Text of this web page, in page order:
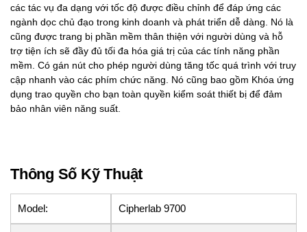
các tác vụ đa dạng với tốc độ được điều chỉnh để đáp ứng các
ngành dọc chủ đạo trong kinh doanh và phát triển dễ dàng. Nó là
cũng được trang bị phần mềm thân thiện với người dùng và hỗ
trợ tiện ích sẽ đầy đủ tối đa hóa giá trị của các tính năng phần
mềm. Có gán nút cho phép người dùng tăng tốc quá trình với truy
cập nhanh vào các phím chức năng. Nó cũng bao gồm Khóa ứng
dụng trao quyền cho bạn toàn quyền kiểm soát thiết bị để đảm
bảo nhân viên năng suất.
Thông Số Kỹ Thuật
Model: Cipherlab 9700